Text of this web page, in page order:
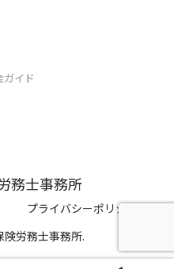
ガイド
務士事務所
プライバシーポリシー
労務士事務所.